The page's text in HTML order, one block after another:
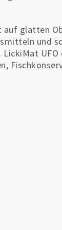
auf glatten
und